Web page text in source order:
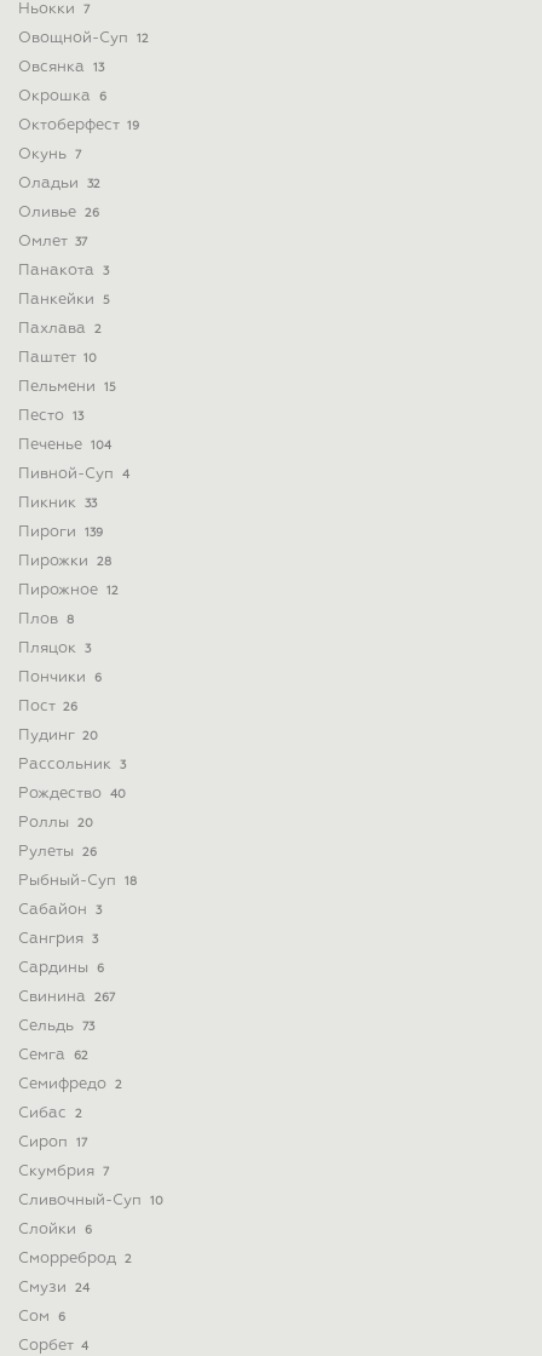
Ньокки 7
Овощной-Суп 12
Овсянка 13
Окрошка 6
Октоберфест 19
Окунь 7
Оладьи 32
Оливье 26
Омлет 37
Панакота 3
Панкейки 5
Пахлава 2
Паштет 10
Пельмени 15
Песто 13
Печенье 104
Пивной-Суп 4
Пикник 33
Пироги 139
Пирожки 28
Пирожное 12
Плов 8
Пляцок 3
Пончики 6
Пост 26
Пудинг 20
Рассольник 3
Рождество 40
Роллы 20
Рулеты 26
Рыбный-Суп 18
Сабайон 3
Сангрия 3
Сардины 6
Свинина 267
Сельдь 73
Семга 62
Семифредо 2
Сибас 2
Сироп 17
Скумбрия 7
Сливочный-Суп 10
Слойки 6
Сморреброд 2
Смузи 24
Сом 6
Сорбет 4